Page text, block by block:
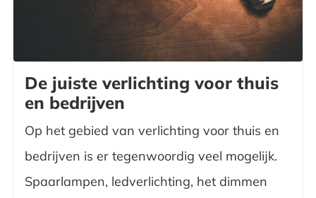
De juiste verlichting voor thuis
en bedrijven
Op het gebied van verlichting voor thuis en
bedrijven is er tegenwoordig veel mogelijk.
Spaarlampen, ledverlichting, het dimmen